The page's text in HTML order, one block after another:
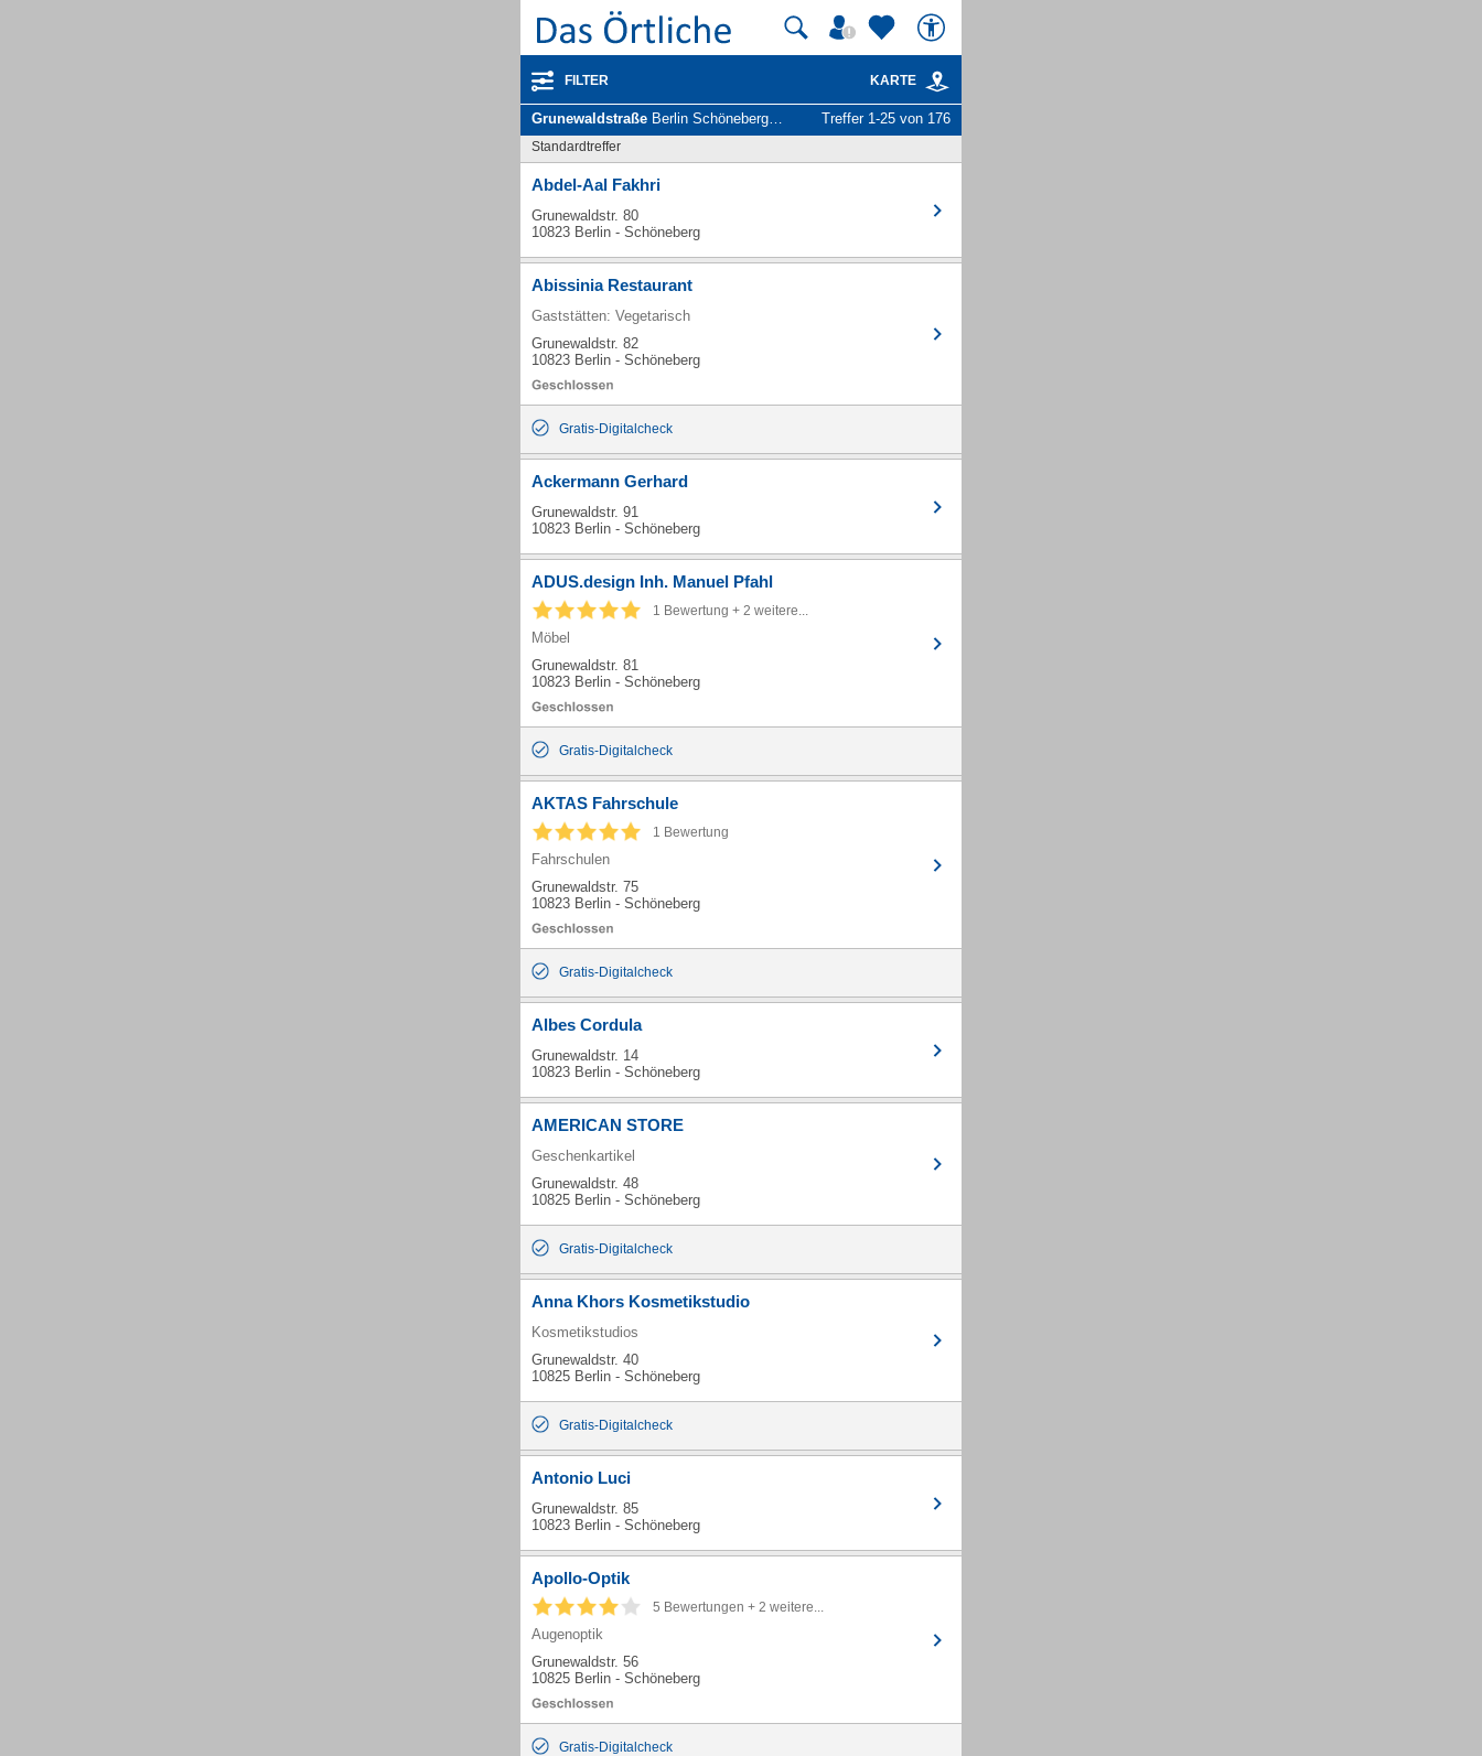
FILTER KARTE
Grunewaldstraße Berlin Schöneberg - Unternehmen und Personen Treffer 1-25 von 176
Standardtreffer
Abdel-Aal Fakhri
Grunewaldstr. 80
10823 Berlin - Schöneberg
Abissinia Restaurant
Gaststätten: Vegetarisch
Grunewaldstr. 82
10823 Berlin - Schöneberg
Gratis-Digitalcheck
Ackermann Gerhard
Grunewaldstr. 91
10823 Berlin - Schöneberg
ADUS.design Inh. Manuel Pfahl
1 Bewertung + 2 weitere...
Möbel
Grunewaldstr. 81
10823 Berlin - Schöneberg
Gratis-Digitalcheck
AKTAS Fahrschule
1 Bewertung
Fahrschulen
Grunewaldstr. 75
10823 Berlin - Schöneberg
Gratis-Digitalcheck
Albes Cordula
Grunewaldstr. 14
10823 Berlin - Schöneberg
AMERICAN STORE
Geschenkartikel
Grunewaldstr. 48
10825 Berlin - Schöneberg
Gratis-Digitalcheck
Anna Khors Kosmetikstudio
Kosmetikstudios
Grunewaldstr. 40
10825 Berlin - Schöneberg
Gratis-Digitalcheck
Antonio Luci
Grunewaldstr. 85
10823 Berlin - Schöneberg
Apollo-Optik
5 Bewertungen + 2 weitere...
Augenoptik
Grunewaldstr. 56
10825 Berlin - Schöneberg
Gratis-Digitalcheck